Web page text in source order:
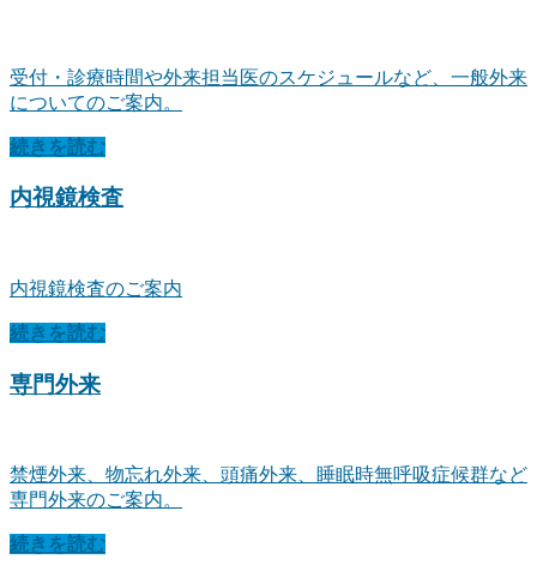
受付・診療時間や外来担当医のスケジュールなど、一般外来
についてのご案内。
続きを読む
内視鏡検査
内視鏡検査のご案内
続きを読む
専門外来
禁煙外来、物忘れ外来、頭痛外来、睡眠時無呼吸症候群など
専門外来のご案内。
続きを読む